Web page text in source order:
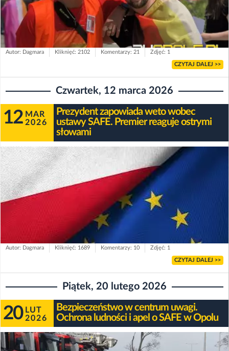
Autor: Dagmara Kliknięć: 2102 Komentarzy: 21 Zdjęć: 1
CZYTAJ DALEJ >>
Czwartek, 12 marca 2026
12 MAR
2026
Prezydent zapowiada weto wobec
ustawy SAFE. Premier reaguje ostrymi
słowami
Autor: Dagmara Kliknięć: 1689 Komentarzy: 10 Zdjęć: 1
CZYTAJ DALEJ >>
Piątek, 20 lutego 2026
20 LUT
2026
Bezpieczeństwo w centrum uwagi.
Ochrona ludności i apel o SAFE w Opolu